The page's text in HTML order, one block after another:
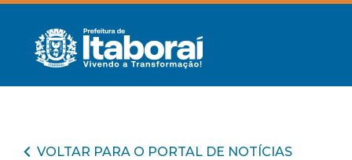
VOLTAR PARA O PORTAL DE NOTÍCIAS